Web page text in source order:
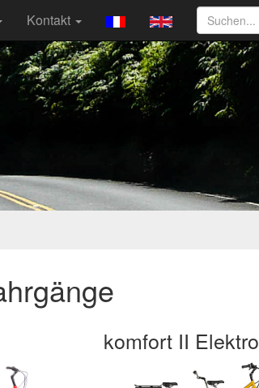
Kontakt
komfort II Elektro